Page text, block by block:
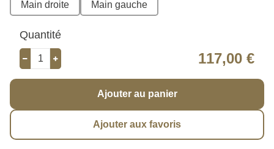
Main droite Main gauche
Quantité
117,00 €
Ajouter au panier
Ajouter aux favoris